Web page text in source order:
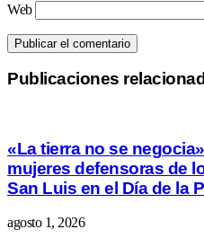
Web
Publicaciones
«La tierra no se
mujeres defensoras de
San Luis en el Día de la
agosto 1, 2026